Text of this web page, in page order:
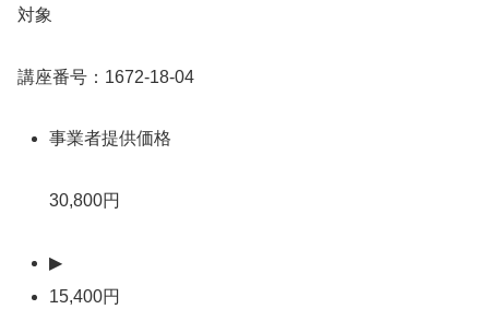
対象
講座番号：1672-18-04
事業者提供価格
30,800円
▶
15,400円